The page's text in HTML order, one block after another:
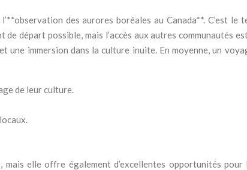
des aurores boréales au Canada**. C’est
départ possible, mais l’accès aux autres communautés
une immersion dans la culture inuite. En moyenne, un
de leur culture.
elle offre également d’excellentes opportunités